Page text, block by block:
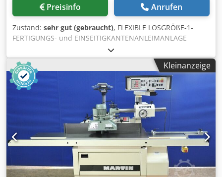
Preisinfo Anrufen
Zustand: sehr gut (gebraucht), FLEXIBLE LOSGRÖßE-1-
FERTIGUNGS- und EINSEITIGKANTENANLEIMANLAGE
(Rechts) Dsdpjinigmofx Ai Tskr Bestehend aus folgenden
Maschinen: M.01) BESCHICKUNGSTISCH UND
AUTOMATISCHES WERKSTÜCKRÜCKFÜHRUNGSSYSTEM
"BARGSTEDT" Mod. PROFI TBR100/20/30/F M.02) EINSEITIGE
KANTENANLEIMMASCHINE (RECHTS)"HOMAG" Mod. Profi
KAR350/12/A Platten Dicke (min/max) mm 8 / 60 -
Arbeitsbreite (min/max) mm 200 / 1200 Steuerung
/Software PC 22 Vorschubgeschwindigkeit (regelbar) m/min
18 - 32 Panel-Einführungssystem WZ 14/30
Fügefräsaggregat mit CN-gesteuerte (2 x Kw 3) DOPPEL
Verleimaggregat (Leim PUR + Vorschmelzer) 2 x PU 34
Druckzone (CN-gesteuerte) - Kantenmagazin für Rollen (Nr.
12 fach) Kappaggregat WK13 (FASE / GERADE Automatische
Kleinanzeige